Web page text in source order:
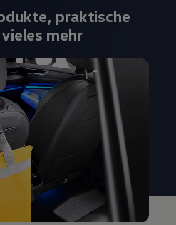
praktische
mehr